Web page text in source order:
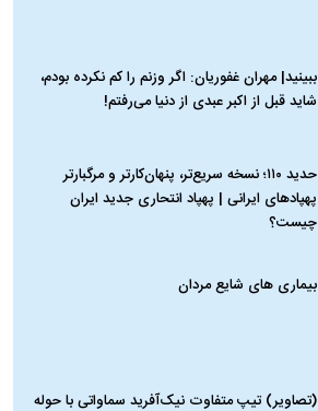
ببینید| مهران غفوریان: اگر وزنم را کم نکرده بودم،
شاید قبل از اکبر عبدی از دنیا می‌رفتم!
حدید ۱۱۰؛ نسخه سریع‌تر، پنهان‌کارتر و مرگبارتر
پهپادهای ایرانی | پهپاد انتحاری جدید ایران
چیست؟
بیماری‌ های شایع مردان
(تصاویر) تیپ متفاوت نیک‌آفرید سماواتی با حوله